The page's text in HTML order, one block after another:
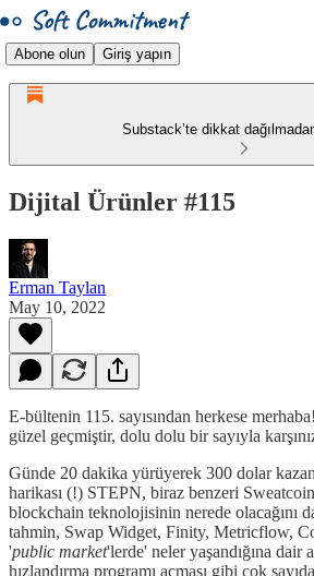
Abone olun Giriş yapın
Substack’te dikkat
Dijital Ürünler #115
Erman Taylan
May 10, 2022
E-bültenin 115. sayısından herkese
güzel geçmiştir, dolu dolu bir sayıyla
Günde 20 dakika yürüyerek 300 dolar
harikası (!) STEPN, biraz benzeri
blockchain teknolojisinin nerede olacağını
tahmin, Swap Widget, Finity, Metricflow,
'public market'lerde' neler yaşandığına dair
hızlandırma programı açması gibi çok